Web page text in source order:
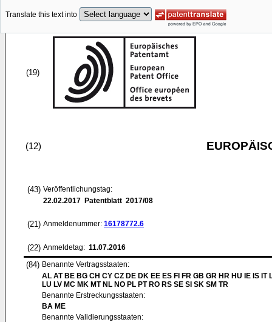
Translate this text into
(19)
(12)
(43) Veröffentlichungstag:
22.02.2017 Patentblatt 2017/08
(21) Anmeldenummer: 16178772.6
(22) Anmeldetag: 11.07.2016
(84) Benannte Vertragsstaaten:
AL AT BE BG CH CY CZ DE DK EE ES FI FR GB GR HR HU IE IS IT
LU LV MC MK MT NL NO PL PT RO RS SE SI SK SM TR
Benannte Erstreckungsstaaten:
BA ME
Benannte Validierungsstaaten: